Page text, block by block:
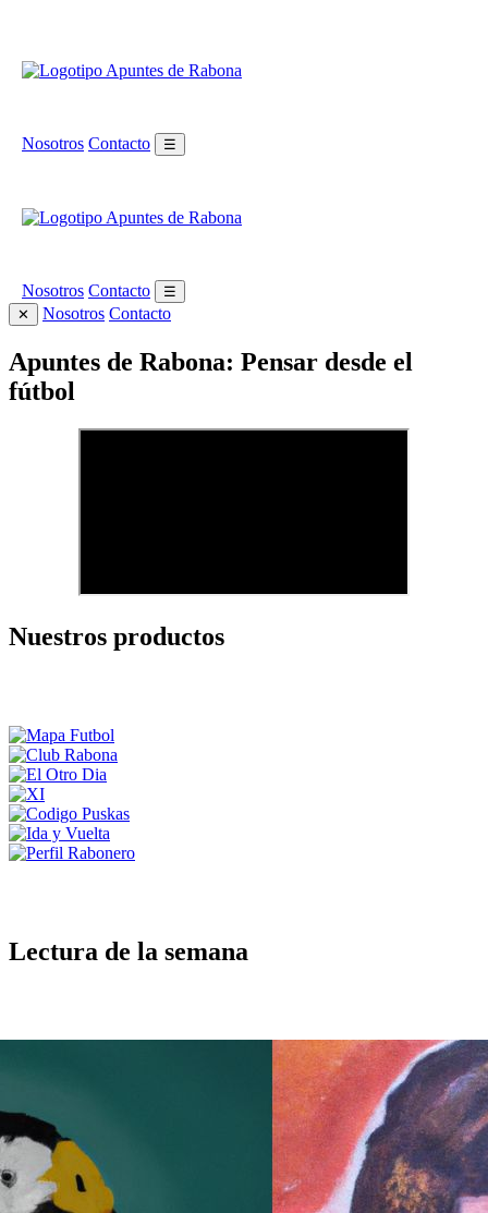
Nosotros Contacto ☰
Nosotros Contacto
☰
✕
Nosotros Contacto
Apuntes de Rabona: Pensar desde el
fútbol
Nuestros productos
Lectura de la semana